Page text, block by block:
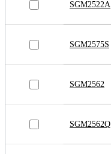
SGM2522A
SGM2575S
SGM2562
SGM2562Q